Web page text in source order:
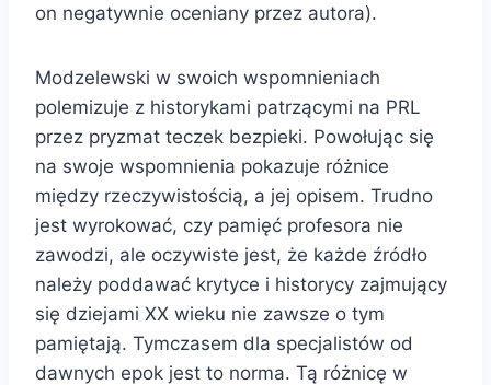
on negatywnie oceniany przez autora).
Modzelewski w swoich wspomnieniach
polemizuje z historykami patrzącymi na PRL
przez pryzmat teczek bezpieki. Powołując się
na swoje wspomnienia pokazuje różnice
między rzeczywistością, a jej opisem. Trudno
jest wyrokować, czy pamięć profesora nie
zawodzi, ale oczywiste jest, że każde źródło
należy poddawać krytyce i historycy zajmujący
się dziejami XX wieku nie zawsze o tym
pamiętają. Tymczasem dla specjalistów od
dawnych epok jest to norma. Tą różnicę w